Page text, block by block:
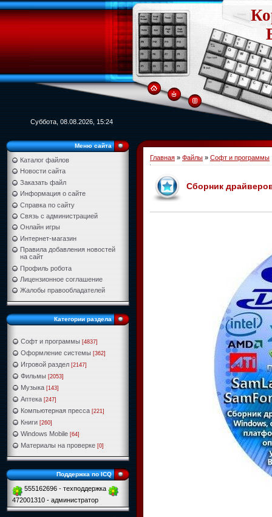
Суббота, 08.08.2026, 15:24
Меню сайта
Каталог файлов
Новости сайта
Заказать файл
Информация о сайте
Справка по сайту
Связь с администрацией
Онлайн игры
Интернет-магазин
Правила добавления новостей
на сайт
Профиль робота
Лицензионное соглашение
Жалобы правообладателей
Категории раздела
Софт и программы [4837]
Оформление системы [362]
Игровой раздел [2147]
Фильмы [2053]
Музыка [143]
Аптека [247]
Компьютерная пресса [221]
Книги [260]
Windows Mobile [64]
Материалы на проверке [0]
Поддержка по ICQ
555162696 - техподдержка
472001310 - администратор
Главная » Файлы » Софт и программы
Сборник